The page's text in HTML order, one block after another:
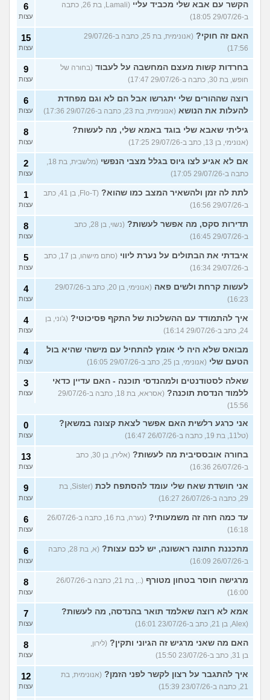
הקשר עם אבא שלי מכביד עליי
(Lamali, בת 26, כתבה
ב-29/07/26 18:05)
6
עצות
האם זה חוקי?
(אנונימית, בת 25, כתבה ב-29/07/26
17:56)
15
עצות
בחרדות קשות מעצם המחשבה על לעבוד (בחורה של
חופש, בת 30, כתבה ב-29/07/26 17:47)
9
עצות
רוצה שההורים שלי יתגרשו אבל הם לא וגם מפחדת
להעלות את הנושא (אנונימית, בת 23, כתבה ב-29/07/26 17:36)
6
עצות
גיליתי שאבא שלי בוגד באמא שלי, מה לעשות?
(אנונימי, בן 13, כתב ב-29/07/26 17:25)
8
עצות
אם לא אגיע לצו גיוס בגלל מצבי הנפשי
(מלשבית, בת 18,
כתבה ב-29/07/26 17:05)
2
עצות
לתת לה זמן ולהשאיר המצב כמו שהוא?
(Flo-T, בן 41, כתב
ב-29/07/26 16:56)
1
עצות
תדירות סקס, מה אפשר לעשות?
(נשוי, בן 28, כתב
ב-29/07/26 16:45)
8
עצות
איבדתי את הבתולים על נערת ליווי
(סתם מישהו, בן 17, כתב
ב-29/07/26 16:34)
5
עצות
לעשות קרחת ולשים פאה
(אנונימי, בן 20, כתב ב-29/07/26
16:23)
4
עצות
איך להתמודד עם ההשלכות של התקף פסיכוטי? (ג'וני, בן
24, כתב ב-29/07/26 16:14)
4
עצות
מבואס שלא היה לי אומץ להתחיל עם מישהי שהיא בול
הטעם שלי (אנונימי, בן 25, כתב ב-29/07/26 16:05)
4
עצות
שאלה לסטודנטים ולמהנדסי תוכנה - האם עדיין כדאי
ללמוד הנדסת תוכנה?
(אסראא, בת 18, כתבה ב-29/07/26
15:56)
3
עצות
אני כרגע רלשית האם אפשר לצאת קצונה במשאן?
(טל11, בת 19, כתבה ב-26/07/26 16:47)
0
עצות
בחורה אובססיבית מה לעשות?
(אלירן, בן 30, כתב
ב-26/07/26 16:36)
13
עצות
אני חושדת שאח שלי עומד להסתפח לכת
(Sister, בת
29, כתבה ב-26/07/26 16:27)
9
עצות
עד כמה חזה זה משמעותי?
(נערה, בת 16, כתבה ב-26/07/26
16:18)
6
עצות
מתכננת חתונה ראשונה, יש לכם עצות?
(א, בת 28, כתבה
ב-26/07/26 16:09)
6
עצות
מרגישה חוסר בטחון מטורף
(.., בת 21, כתבה ב-26/07/26
16:00)
8
עצות
אמא לא רוצה שאלמד תואר בהנדסה, מה לעשות?
(Alex, בן 21, כתב ב-23/07/26 16:01)
7
עצות
האם מה שאני מרגיש זה הגיוני ותקין? (לירון,
בן 31, כתב ב-23/07/26 15:50)
8
עצות
איך להתגבר על רצון לקשר לפני הזמן? (אנונימית, בת
21, כתבה ב-23/07/26 15:39)
12
עצות